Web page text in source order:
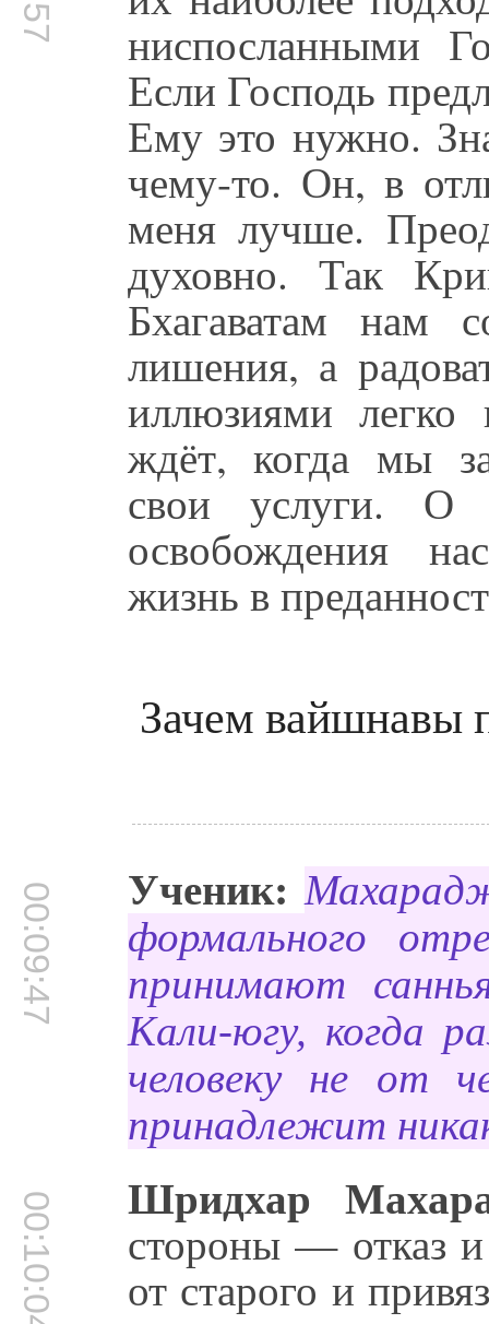
ниспосланными
Если Господь
Ему это нужно.
чему-то. Он, в
меня лучше.
духовно. Так
Бхагаватам нам
лишения, а
иллюзиями
ждёт, когда мы
свои услуги. О
освобождения
жизнь в
Зачем вайшнавы
00:09:47 Ученик:
формального
принимают
Кали-югу, когда
человеку не от
принадлежит
00:10:04 Шридхар
стороны — отказ и
от старого и